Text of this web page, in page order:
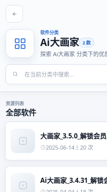
软件分类
Ai大画家 2 款
探索 Ai大画家 分类下的优
资源列表
全部软件
大画家_3.5.0_解锁会
2025-06-14 20 次
Ai大画家_3.4.31_解锁